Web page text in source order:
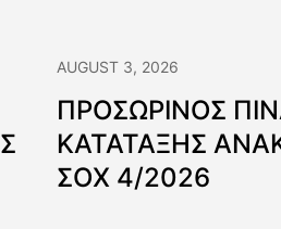
AUGUST 3, 2026
ΠΡΟΣΩΡΙΝΟΣ
ΚΑΤΑΤΑΞΗΣ
ΣΟΧ 4/2026